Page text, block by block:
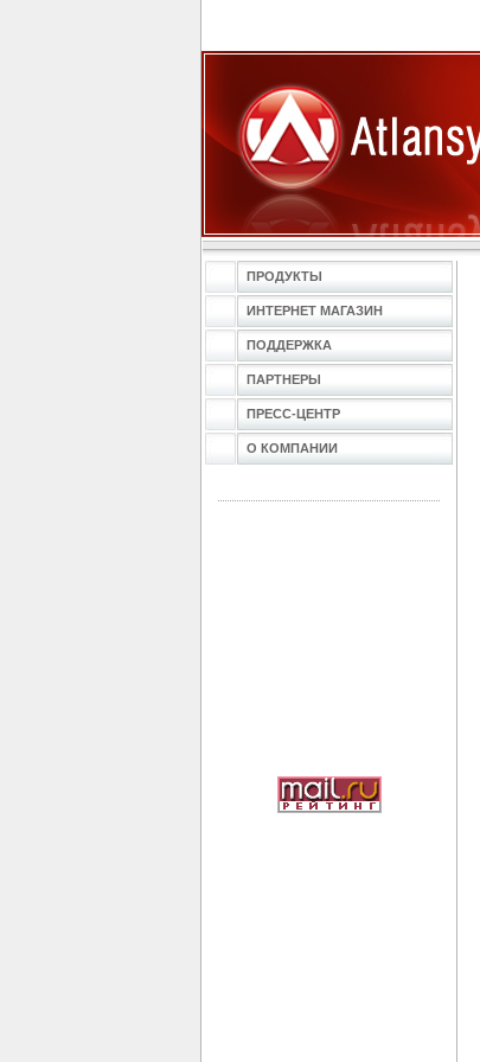
ПРОДУКТЫ
ИНТЕРНЕТ МАГАЗИН
ПОДДЕРЖКА
ПАРТНЕРЫ
ПРЕСС-ЦЕНТР
О КОМПАНИИ